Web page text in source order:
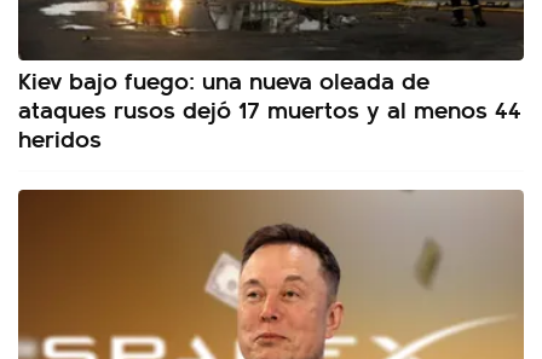
Kiev bajo fuego: una nueva oleada de
ataques rusos dejó 17 muertos y al menos 44
heridos